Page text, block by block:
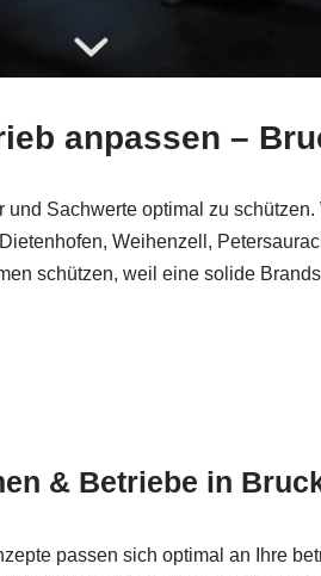
anpassen –
Sachwerte optimal zu
Weihenzell,
schützen, weil eine solide
& Betriebe in
passen sich optimal an Ihre